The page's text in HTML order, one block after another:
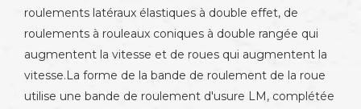
roulements latéraux élastiques à double effet, de
roulements à rouleaux coniques à double rangée qui
augmentent la vitesse et de roues qui augmentent la
vitesse.La forme de la bande de roulement de la roue
utilise une bande de roulement d'usure LM, complétée